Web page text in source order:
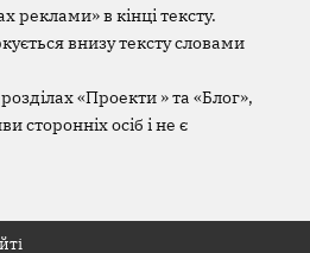
в кінці тексту.
внизу тексту словами
«Проекти » та «Блог»,
сторонніх осіб і не є